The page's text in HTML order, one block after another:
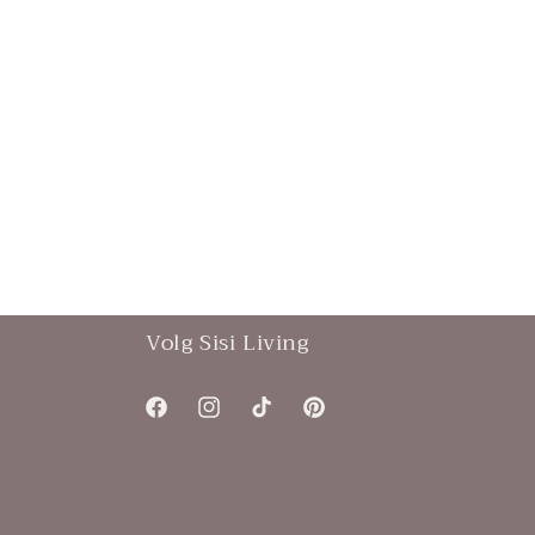
Volg Sisi Living
FacebookInstagramTikTok Pinterest